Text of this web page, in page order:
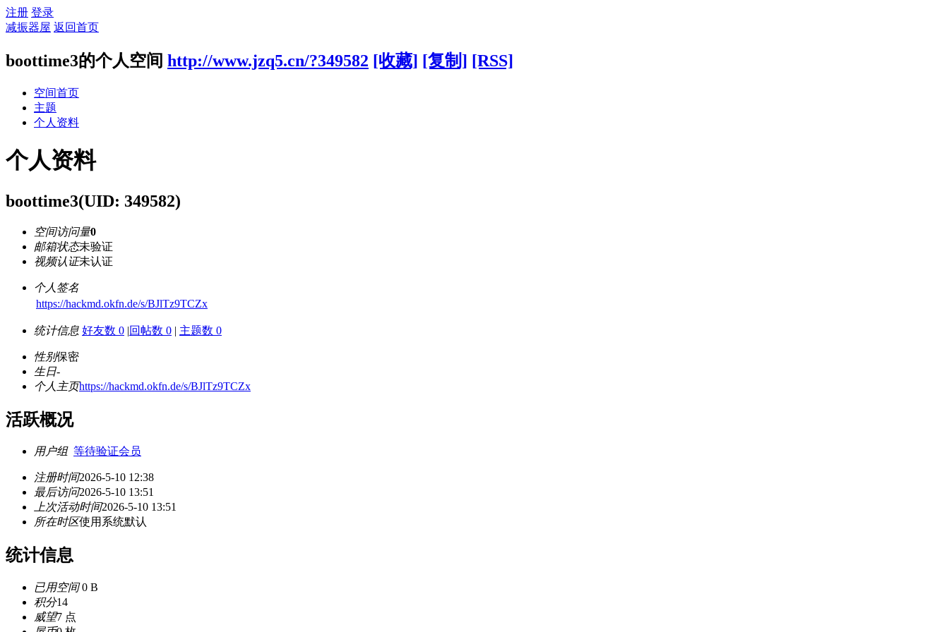
注册 登录
减振器屋 返回首页
boottime3的个人空间 http://www.jzq5.cn/?349582 [收藏] [复制] [RSS]
空间首页
主题
个人资料
个人资料
boottime3(UID: 349582)
空间访问量0
邮箱状态未验证
视频认证未认证
个人签名
https://hackmd.okfn.de/s/BJlTz9TCZx
统计信息 好友数 0 |回帖数 0 | 主题数 0
性别保密
生日-
个人主页https://hackmd.okfn.de/s/BJlTz9TCZx
活跃概况
用户组 等待验证会员
注册时间2026-5-10 12:38
最后访问2026-5-10 13:51
上次活动时间2026-5-10 13:51
所在时区使用系统默认
统计信息
已用空间0 B
积分14
威望7 点